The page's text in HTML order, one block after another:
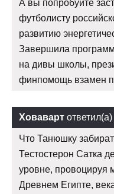
А вы попробуйте
футболисту
развитию
Завершила
на дивы школы,
финпомощь взамен
Ховаварт ответил(а)
Что Танюшку
Тестостерон Сатка
уровне, провоцируя
Древнем Египте,